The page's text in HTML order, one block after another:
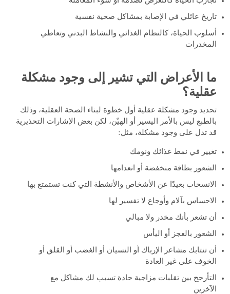
تاريخ عائلي في الإصابة بمشاكل صحية نفسية
أسلوب الحياة، كالنظام الغذائي والنشاط البدني وتعاطي
المخدرات
ما الأعراض التي تشير إلى وجود مشكلة
عقلية؟
تحديد وجود مشكلة عقلية أول خطوة لبناء الصحة العقلية، وذلك
بالطبع ليس بالأمر اليسير أو الهيّن، لكن بعض الإشارات التحذيرية
قد تدل على وجود مشكلة، مثل:
تغيير في نمط غذائك ونومك
الشعور بطاقة منخفضة أو انعدامها
الانسحاب بعيدًا عن الأشخاص والأنشطة التي كنت تستمتع بها
الاحساس بآلام وأوجاع لا تفسير لها
أن تشعر بأنك مخدر ولا مبالي
الشعور بالعجز أو اليأس
أن تنتابك مشاعر الإرباك أو النسيان أو الغضب أو القلق أو
الخوف على غير العادة
التأرجح بين تقلبات مزاجية حادة تسبب لك مشاكل مع
الآخرين